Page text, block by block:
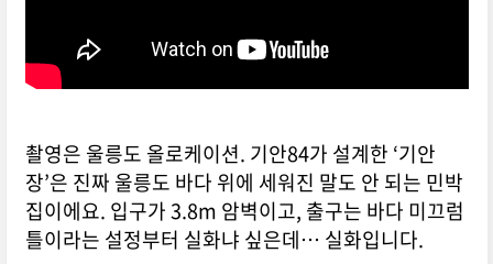
촬영은 울릉도 올로케이션. 기안84가 설계한 ‘기안
장’은 진짜 울릉도 바다 위에 세워진 말도 안 되는 민박
집이에요. 입구가 3.8m 암벽이고, 출구는 바다 미끄럼
틀이라는 설정부터 실화냐 싶은데… 실화입니다.